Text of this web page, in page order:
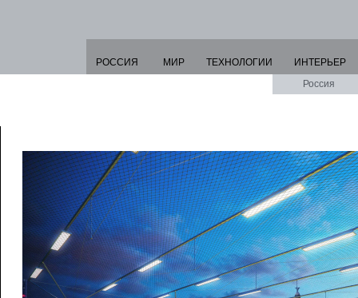
РОССИЯ МИР ТЕХНОЛОГИИ
ИНТЕРЬЕР
Россия